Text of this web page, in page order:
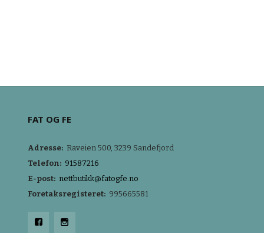
FAT OG FE
Adresse: Raveien 500, 3239 Sandefjord
Telefon: 91587216
E-post: nettbutikk@fatogfe.no
Foretaksregisteret: 995665581